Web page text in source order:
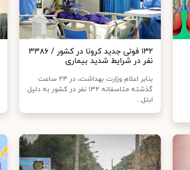
۱۳۲ فوتی جدید کرونا در کشور / ۳۳۸۶
نفر در شرایط شدید بیماری
بنابر اعلام وزارت بهداشت، در ۲۴ ساعت
گذشته متاسفانه ۱۳۲ نفر در کشور به دلیل
ابتل...